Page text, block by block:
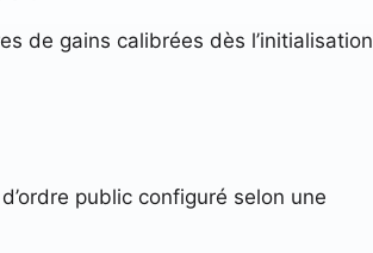
de gains calibrées dès l’initialisation
public configuré selon une